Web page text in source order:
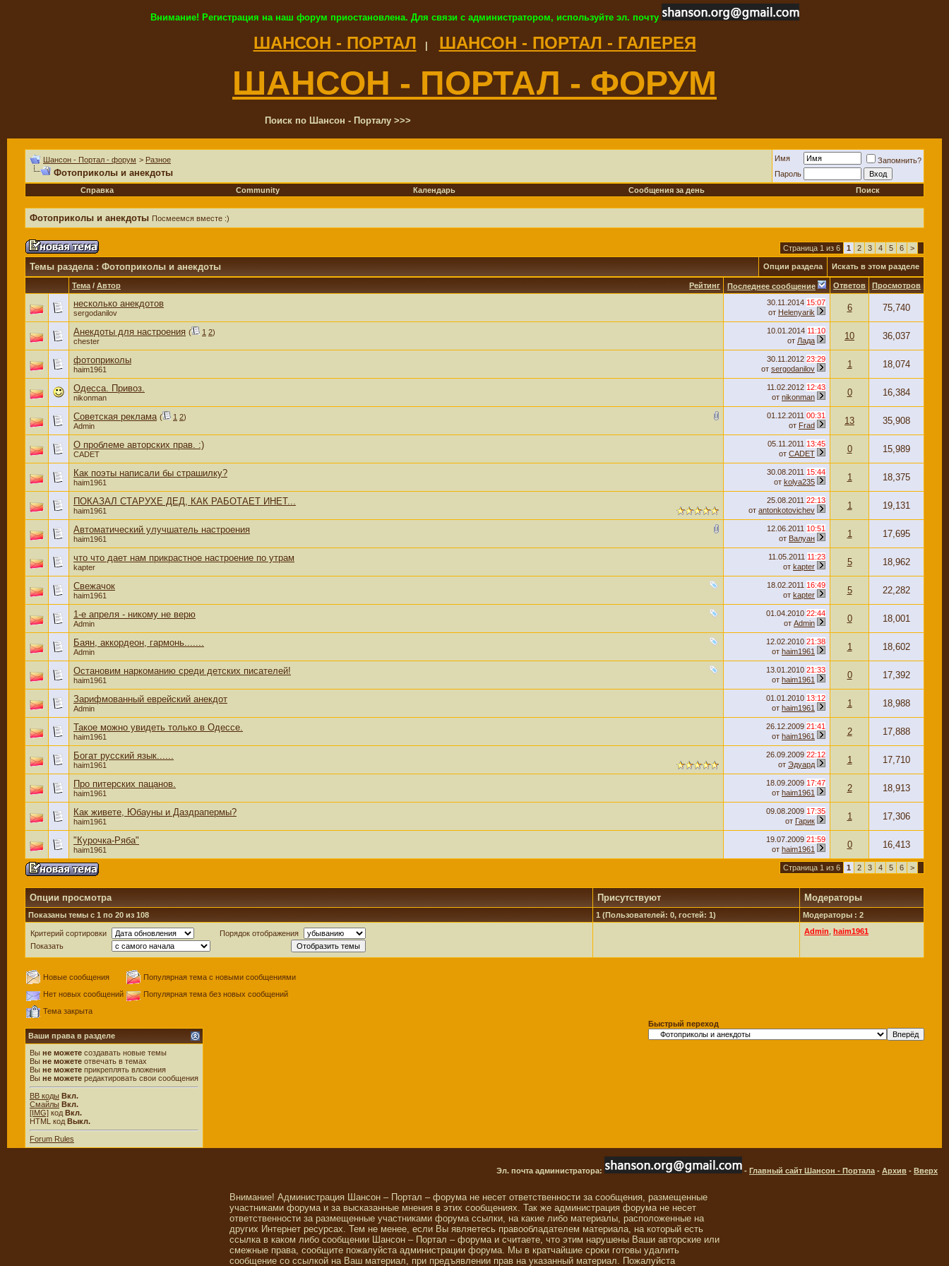
Внимание! Регистрация на наш форум приостановлена. Для связи с администратором, используйте эл. почту
ШАНСОН - ПОРТАЛ ШАНСОН - ПОРТАЛ - ГАЛЕРЕЯ
ШАНСОН - ПОРТАЛ - ФОРУМ
Поиск по Шансон - Порталу >>>
Шансон - Портал - форум > Разное
Фотоприколы и анекдоты
Имя
Запомнить?
Пароль
Справка
Community Календарь Сообщения за день Поиск
Фотоприколы и анекдоты Посмеемся вместе :)
Страница 1 из 6 1 2 3 4 5 6 >
Темы раздела: Фотоприколы и анекдоты Опции раздела Искать в этом разделе
Рейтинг
Тема / Автор Последнее сообщение Ответов Просмотров
несколько анекдотов
sergodanilov
30.11.2014 15:07
от Helenyarik 6 75,740
Анекдоты для настроения ( 1 2)
chester
10.01.2014 11:10
от Лада 10 36,037
фотоприколы
haim1961
30.11.2012 23:29
от sergodanilov 1 18,074
Одесса. Привоз.
nikonman
11.02.2012 12:43
от nikonman 0 16,384
Советская реклама ( 1 2)
Admin
01.12.2011 00:31
от Frad 13 35,908
О проблеме авторских прав. :)
CADET
05.11.2011 13:45
от CADET 0 15,989
Как поэты написали бы страшилку?
haim1961
30.08.2011 15:44
от kolya235 1 18,375
ПОКАЗАЛ СТАРУХЕ ДЕД, КАК РАБОТАЕТ ИНЕТ...
haim1961
25.08.2011 22:13
от antonkotovichev 1 19,131
Автоматический улучшатель настроения
haim1961
12.06.2011 10:51
от Валуан 1 17,695
что что дает нам прикрастное настроение по утрам
kapter
11.05.2011 11:23
от kapter 5 18,962
Свежачок
haim1961
18.02.2011 16:49
от kapter 5 22,282
1-е апреля - никому не верю
Admin
01.04.2010 22:44
от Admin 0 18,001
Баян, аккордеон, гармонь.......
Admin
12.02.2010 21:38
от haim1961 1 18,602
Остановим наркоманию среди детских писателей!
haim1961
13.01.2010 21:33
от haim1961 0 17,392
Зарифмованный еврейский анекдот
Admin
01.01.2010 13:12
от haim1961 1 18,988
Такое можно увидеть только в Одессе.
haim1961
26.12.2009 21:41
от haim1961 2 17,888
Богат русский язык......
haim1961
26.09.2009 22:12
от Эдуард 1 17,710
Про питерских пацанов.
haim1961
18.09.2009 17:47
от haim1961 2 18,913
Как живете, Юбауны и Даздрапермы?
haim1961
09.08.2009 17:35
от Гарик 1 17,306
"Курочка-Ряба"
haim1961
19.07.2009 21:59
от haim1961 0 16,413
Страница 1 из 6 1 2 3 4 5 6 >
Опции просмотра Присутствуют Модераторы
Показаны темы с 1 по 20 из 108 1 (Пользователей: 0, гостей: 1) Модераторы : 2
Критерий сортировки
Порядок отображения
Показать
Admin haim1961
Новые сообщения
Популярная тема с новыми сообщениями
Нет новых сообщений
Популярная тема без новых сообщений
Тема закрыта
Ваши права в разделе
Вы не можете создавать новые темы
Вы не можете отвечать в темах
Вы не можете прикреплять вложения
Вы не можете редактировать свои сообщения
BB коды Вкл.
Смайлы Вкл.
[IMG] код Вкл.
HTML код Выкл.
Forum Rules
Быстрый переход
Эл. почта администратора: - Главный сайт Шансон - Портала - Архив - Вверх
Внимание! Администрация Шансон – Портал – форума не несет ответственности за сообщения, размещенные
участниками форума и за высказанные мнения в этих сообщениях. Так же администрация форума не несет
ответственности за размещенные участниками форума ссылки, на какие либо материалы, расположенные на
других Интернет ресурсах. Тем не менее, если Вы являетесь правообладателем материала, на который есть
ссылка в каком либо сообщении Шансон – Портал – форума и считаете, что этим нарушены Ваши авторские или
смежные права, сообщите пожалуйста администрации форума. Мы в кратчайшие сроки готовы удалить
сообщение со ссылкой на Ваш материал, при предъявлении прав на указанный материал. Пожалуйста